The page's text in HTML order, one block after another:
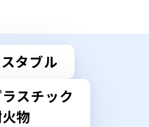
タブル
スチック
物